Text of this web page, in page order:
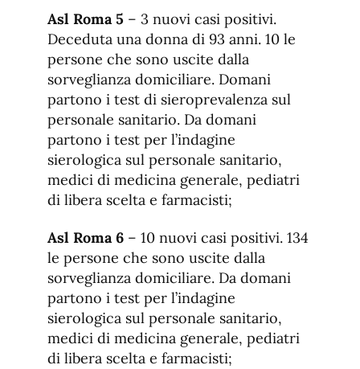
Asl Roma 5 – 3 nuovi casi positivi.
Deceduta una donna di 93 anni. 10 le
persone che sono uscite dalla
sorveglianza domiciliare. Domani
partono i test di sieroprevalenza sul
personale sanitario. Da domani
partono i test per l’indagine
sierologica sul personale sanitario,
medici di medicina generale, pediatri
di libera scelta e farmacisti;
Asl Roma 6 – 10 nuovi casi positivi. 134
le persone che sono uscite dalla
sorveglianza domiciliare. Da domani
partono i test per l’indagine
sierologica sul personale sanitario,
medici di medicina generale, pediatri
di libera scelta e farmacisti;